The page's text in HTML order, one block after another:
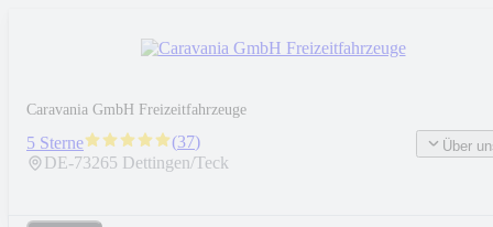
Caravania GmbH Freizeitfahrzeuge
5 Sterne (37)
DE-73265 Dettingen/Teck
Über